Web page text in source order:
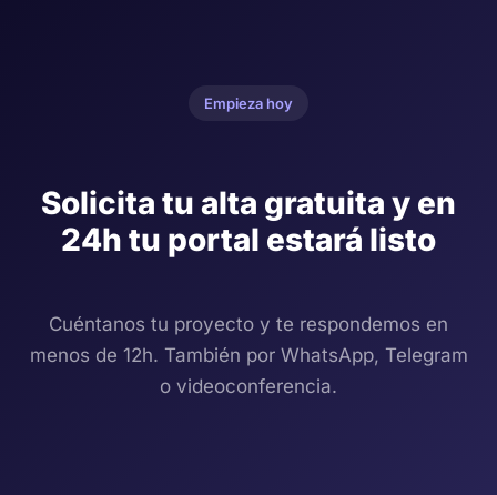
Empieza hoy
Solicita tu alta gratuita y en
24h tu portal estará listo
Cuéntanos tu proyecto y te respondemos en
menos de 12h. También por WhatsApp, Telegram
o videoconferencia.